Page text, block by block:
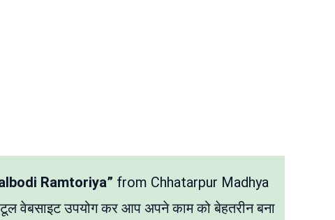
Ramtoriya” from Chhatarpur Madhya
वेबसाइट उपयोग कर आप अपने काम को बेहतरीन बना